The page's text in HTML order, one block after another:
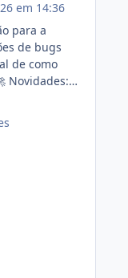
em 14:36
de bugs
sub.dominio